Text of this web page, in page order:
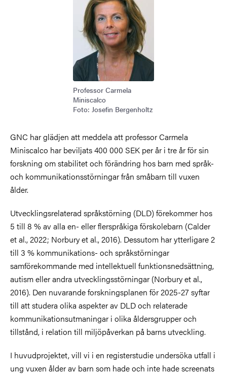
Professor Carmela
Miniscalco
Foto: Josefin Bergenholtz
GNC har glädjen att meddela att professor Carmela
Miniscalco har beviljats 400 000 SEK per år i tre år för sin
forskning om stabilitet och förändring hos barn med språk-
och kommunikationsstörningar från småbarn till vuxen
ålder.
Utvecklingsrelaterad språkstörning (DLD) förekommer hos
5 till 8 % av alla en- eller flerspråkiga förskolebarn (Calder
et al., 2022; Norbury et al., 2016). Dessutom har ytterligare 2
till 3 % kommunikations- och språkstörningar
samförekommande med intellektuell funktionsnedsättning,
autism eller andra utvecklingsstörningar (Norbury et al.,
2016). Den nuvarande forskningsplanen för 2025-27 syftar
till att studera olika aspekter av DLD och relaterade
kommunikationsutmaningar i olika åldersgrupper och
tillstånd, i relation till miljöpåverkan på barns utveckling.
I huvudprojektet, vill vi i en registerstudie undersöka utfall i
ung vuxen ålder av barn som hade och inte hade screenats